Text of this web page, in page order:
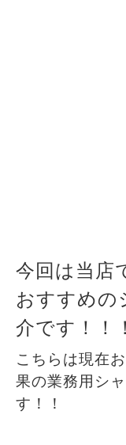
今回は当店
おすすめの
介です！！！
こちらは現在
果の業務用シ
す！！